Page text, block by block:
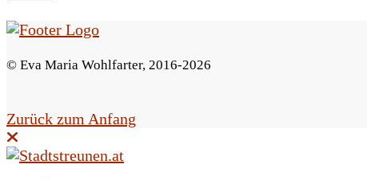
s
d
© Eva Maria Wohlfarter, 2016-2026
Zurück zum Anfang